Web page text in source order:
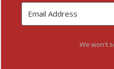
We won't